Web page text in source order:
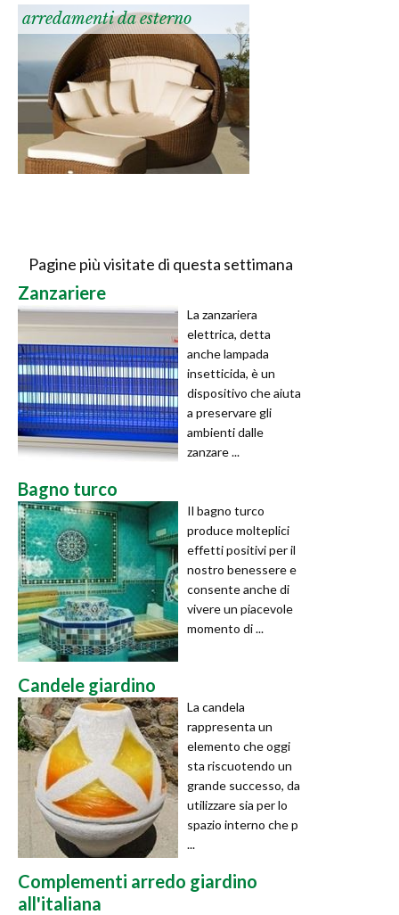
arredamenti da esterno
Pagine più visitate di questa settimana
Zanzariere
La zanzariera
elettrica, detta
anche lampada
insetticida, è un
dispositivo che aiuta
a preservare gli
ambienti dalle
zanzare ...
Bagno turco
Il bagno turco
produce molteplici
effetti positivi per il
nostro benessere e
consente anche di
vivere un piacevole
momento di ...
Candele giardino
La candela
rappresenta un
elemento che oggi
sta riscuotendo un
grande successo, da
utilizzare sia per lo
spazio interno che p
...
Complementi arredo giardino
all'italiana